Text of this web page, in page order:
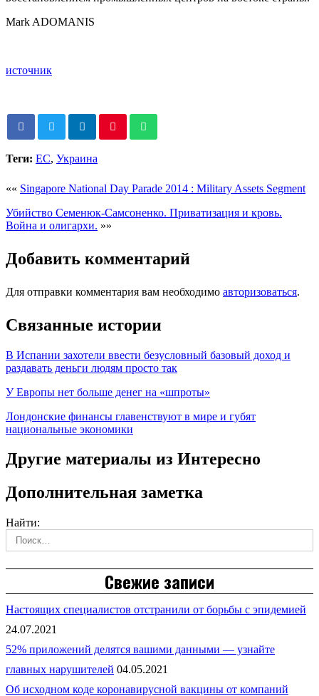
Mark ADOMANIS
источник
Теги: ЕС, Украина
«« Singapore National Day Parade 2014 : Military Assets Segment
Убийство Семенюк-Самсоненко. Приватизация и кровь.
Война и олигархи. »»
Добавить комментарий
Для отправки комментария вам необходимо авторизоваться.
Связанные истории
В Испании захотели ввести безусловный базовый доход и
раздавать деньги людям просто так
У Европы нет больше денег на «шпроты»
Лондонские финансы главенствуют в мире и губят
национальные экономики
Другие материалы из Интересно
Дополнительная заметка
Найти:
Свежие записи
Настоящих специалистов отстранили от борьбы с эпидемией
24.07.2021
52% приложений делятся вашими данными — узнайте
главных нарушителей 04.05.2021
Об исходном коде коронавирусной вакцины от компаний